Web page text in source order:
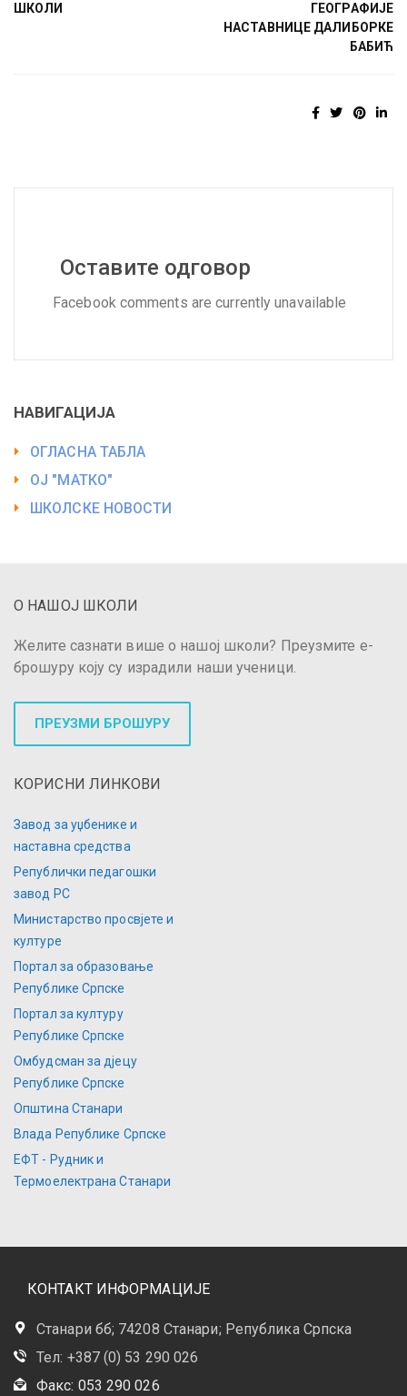
ШКОЛИ
ГЕОГРАФИЈЕ
НАСТАВНИЦЕ ДАЛИБОРКЕ
БАБИЋ
Оставите одговор
Facebook comments are currently unavailable
НАВИГАЦИЈА
ОГЛАСНА ТАБЛА
ОЈ "МАТКО"
ШКОЛСКЕ НОВОСТИ
О НАШОЈ ШКОЛИ
Желите сазнати више о нашој школи? Преузмите е-
брошуру коју су израдили наши ученици.
ПРЕУЗМИ БРОШУРУ
КОРИСНИ ЛИНКОВИ
Завод за уџбенике и
наставна средства
Републички педагошки
завод РС
Министарство просвјете и
културе
Портал за образовање
Републике Српске
Портал за културу
Републике Српске
Омбудсман за дјецу
Републике Српске
Општина Станари
Влада Републике Српске
ЕФТ - Рудник и
Термоелектрана Станари
КОНТАКТ ИНФОРМАЦИЈЕ
Станари бб; 74208 Станари; Република Српска
Тел: +387 (0) 53 290 026
Факс: 053 290 026